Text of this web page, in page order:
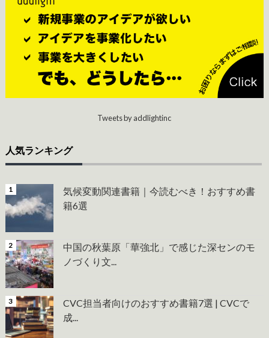
Tweets by addlightinc
人気ランキング
気候変動関連書籍｜今読むべき！おすすめ書
籍6選
中国の秋葉原「華強北」で感じた深センのモ
ノづくり文...
CVC担当者向けのおすすめ書籍7選 | CVCで
成...